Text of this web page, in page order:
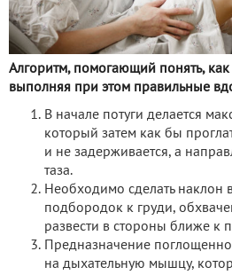
Алгоритм, помогающий понять, как
выполняя при этом правильные
В начале потуги делается
который затем как бы
и не задерживается, а
таза.
Необходимо сделать наклон
подбородок к груди,
развести в стороны ближе
Предназначение
на дыхательную мышцу,